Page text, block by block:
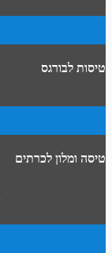
טיסות לבורגס
טיסה ומלון לכרתים